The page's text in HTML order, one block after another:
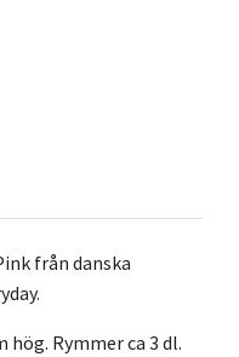
från danska
hög. Rymmer ca 3 dl.